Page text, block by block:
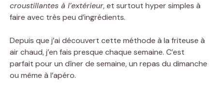
croustillantes à l’extérieur, et surtout hyper simples à
faire avec très peu d’ingrédients.
Depuis que j’ai découvert cette méthode à la friteuse à
air chaud, j’en fais presque chaque semaine. C’est
parfait pour un dîner de semaine, un repas du dimanche
ou même à l’apéro.